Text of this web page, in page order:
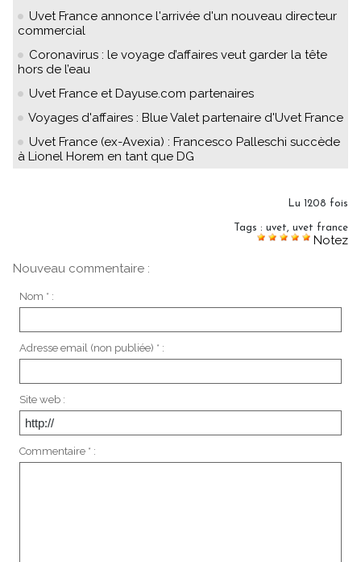
Uvet France annonce l'arrivée d'un nouveau directeur
commercial
Coronavirus : le voyage d’affaires veut garder la tête
hors de l’eau
Uvet France et Dayuse.com partenaires
Voyages d'affaires : Blue Valet partenaire d'Uvet France
Uvet France (ex-Avexia) : Francesco Palleschi succède
à Lionel Horem en tant que DG
Lu 1208 fois
Tags : uvet uvet france
Notez
Nouveau commentaire :
Nom * :
Adresse email (non publiée) * :
Site web :
Commentaire * :